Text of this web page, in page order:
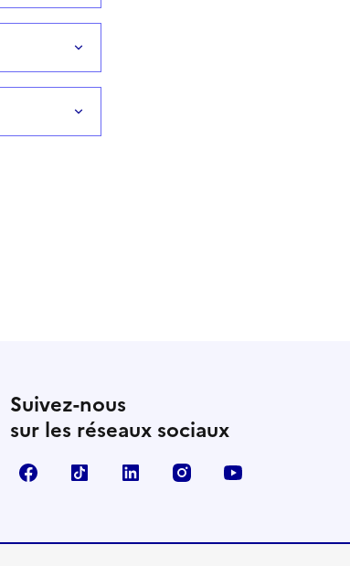
Suivez-nous
sur les réseaux sociaux
FacebookTikTok LinkedIn Instagram